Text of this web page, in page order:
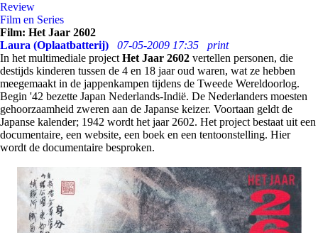
Review
Film en Series
Film: Het Jaar 2602
Laura (Oplaatbatterij)
07-05-2009 17:35
print
In het multimediale project Het Jaar 2602 vertellen personen, die
destijds kinderen tussen de 4 en 18 jaar oud waren, wat ze hebben
meegemaakt in de jappenkampen tijdens de Tweede Wereldoorlog.
Begin '42 bezette Japan Nederlands-Indië. De Nederlanders moesten
gehoorzaamheid zweren aan de Japanse keizer. Voortaan geldt de
Japanse kalender; 1942 wordt het jaar 2602. Het project bestaat uit een
documentaire, een website, een boek en een tentoonstelling. Hier
wordt de documentaire besproken.